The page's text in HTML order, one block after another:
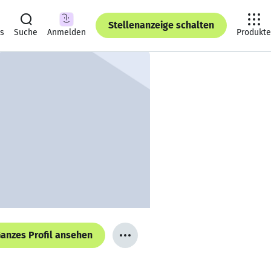
Suche Anmelden
Stellenanzeige schalten
Produkte
Profil ansehen